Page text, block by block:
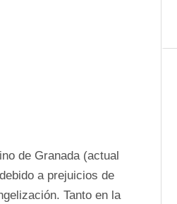
de Granada (actual
a prejuicios de
Tanto en la